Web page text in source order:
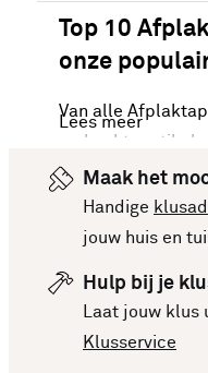
Top 10
onze
Van alle
verkochte
rijtje gezet.
en prijzen om
Deze lijst is altijd
producten.
inspireren voor
Lees meer
Maak het
Handige
jouw huis en
Hulp bij je
Laat jouw klus
Klusservice